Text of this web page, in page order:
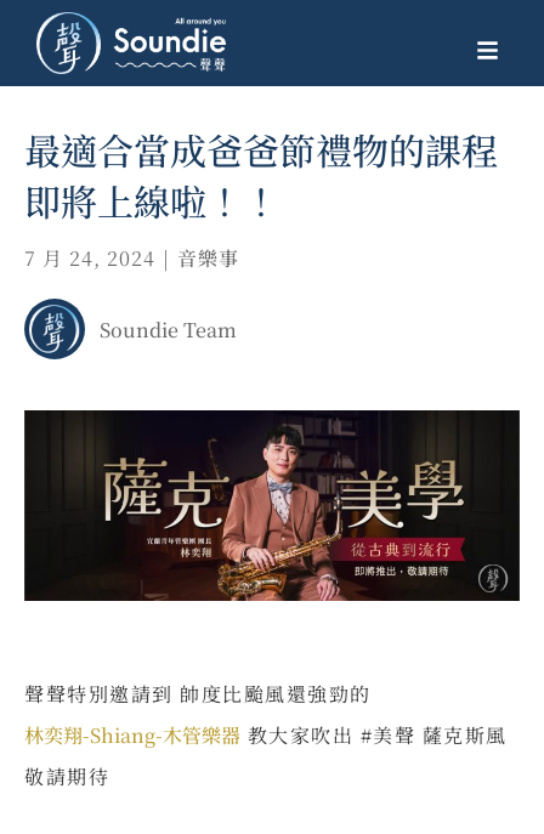
最適合當成爸爸節禮物的課程
即將上線啦！！
7 月 24, 2024 | 音樂事
Soundie Team
聲聲特別邀請到 帥度比颱風還強勁的
林奕翔-Shiang-木管樂器 教大家吹出 #美聲 薩克斯風
敬請期待